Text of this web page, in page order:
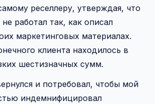
реселлеру, утверждая, что
работал так, как описал
маркетинговых материалах.
клиента находилось в
шестизначных сумм.
и потребовал, чтобы мой
индемнифицировал